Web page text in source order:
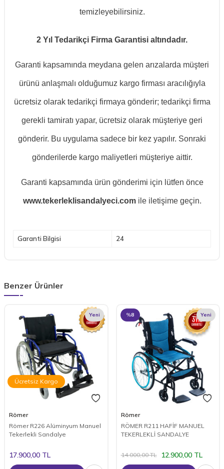
temizleyebilirsiniz.
2 Yıl Tedarikçi Firma Garantisi altındadır.
Garanti kapsamında meydana gelen arızalarda müşteri
ürünü anlaşmalı olduğumuz kargo firması aracılığıyla
ücretsiz olarak tedarikçi firmaya gönderir; tedarikçi firma
gerekli tamiratı yapar, ücretsiz olarak müşteriye geri
gönderir. Bu uygulama sadece bir kez yapılır. Sonraki
gönderilerde kargo maliyetleri müşteriye aittir.
Garanti kapsamında ürün gönderimi için lütfen önce
www.tekerleklisandalyeci.comile iletişime geçin.
Garanti Bilgisi 24
Benzer Ürünler
Yeni
Ücretsiz Kargo
Römer
Römer R226 Alüminyum Manuel
Tekerlekli Sandalye
17.900,00 TL
%8 Yeni
Römer
RÖMER R211 HAFİF MANUEL
TEKERLEKLİ SANDALYE
14.000,00TL 12.900,00TL